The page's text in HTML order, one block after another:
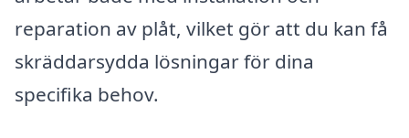
reparation av plåt, vilket gör att du kan få
skräddarsydda lösningar för dina
specifika behov.